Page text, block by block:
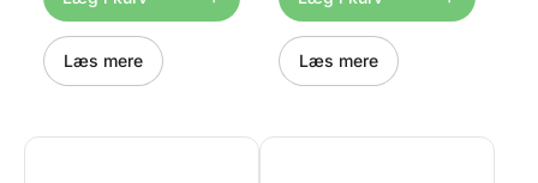
længden, og 17-32 cm i
bredden. Rammen er lavet i
rustfrit stål og tåler ikke
maskinopvask. Tåler ovn op
til 230°C.
Læs mere
belægning. Brugs og pleje
instruktioner: · Skyl med
varmt vand før første
anvendelse. · Det kan være
en fordel at bruge Fedt
under opvarmning, den
Læs mere